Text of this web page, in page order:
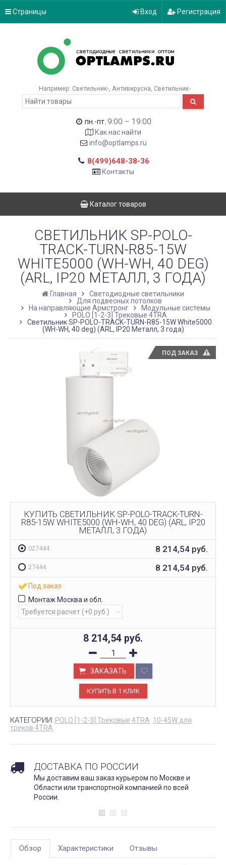
Страницы Вход Регистрация
Например: Светильник- Антивирусна Светильник-
пн.-пт. 9:00 – 19:00
Как нас найти
info@optlamps.ru
8(499)648-38-36
Контакты
Каталог товаров
СВЕТИЛЬНИК SP-POLO-
TRACK-TURN-R85-15W
WHITE5000 (WH-WH, 40 DEG)
(ARL, IP20 МЕТАЛЛ, 3 ГОДА)
Главная
Светодиодные светильники
Для подвесных потолков
На направляющие Армстронг
Модульные системы
POLO [1-2-3] Трековые 4TRA
Светильник SP-POLO-TRACK-TURN-R85-15W White5000
(WH-WH, 40 deg) (ARL, IP20 Металл, 3 года)
ПОД ЗАКАЗ
КУПИТЬ СВЕТИЛЬНИК SP-POLO-TRACK-TURN-
R85-15W WHITE5000 (WH-WH, 40 DEG) (ARL, IP20
МЕТАЛЛ, 3 ГОДА)
027444 8 214,54 руб.
27444 8 214,54 руб.
Под заказ
Монтаж Москва и обл.
8 214,54 руб.
ЗАКАЗАТЬ
КАТЕГОРИИ: POLO [1-2-3] Трековые 4TRA 10-45W для
треков 4TRA
ДОСТАВКА ПО РОССИИ
Мы доставим ваш заказ курьером по Москве и
Области или транспортной компанией по всей
России.
Обзор Характеристики Отзывы